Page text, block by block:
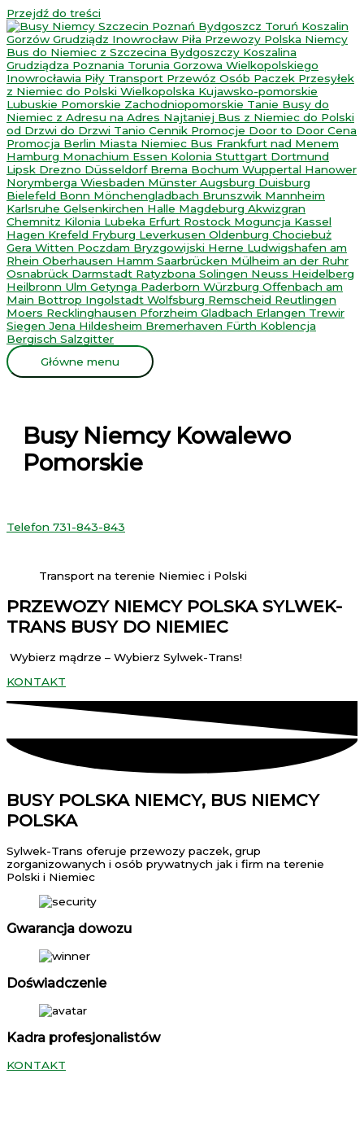
Przejdź do treści
Główne menu
Busy Niemcy Kowalewo
Pomorskie
Telefon 731-843-843
Transport na terenie Niemiec i Polski
PRZEWOZY NIEMCY POLSKA SYLWEK-
TRANS BUSY DO NIEMIEC
Wybierz mądrze – Wybierz Sylwek-Trans!
KONTAKT
BUSY POLSKA NIEMCY, BUS NIEMCY
POLSKA
Sylwek-Trans oferuje przewozy paczek, grup
zorganizowanych i osób prywatnych jak i firm na terenie
Polski i Niemiec
Gwarancja dowozu
Doświadczenie
Kadra profesjonalistów
KONTAKT